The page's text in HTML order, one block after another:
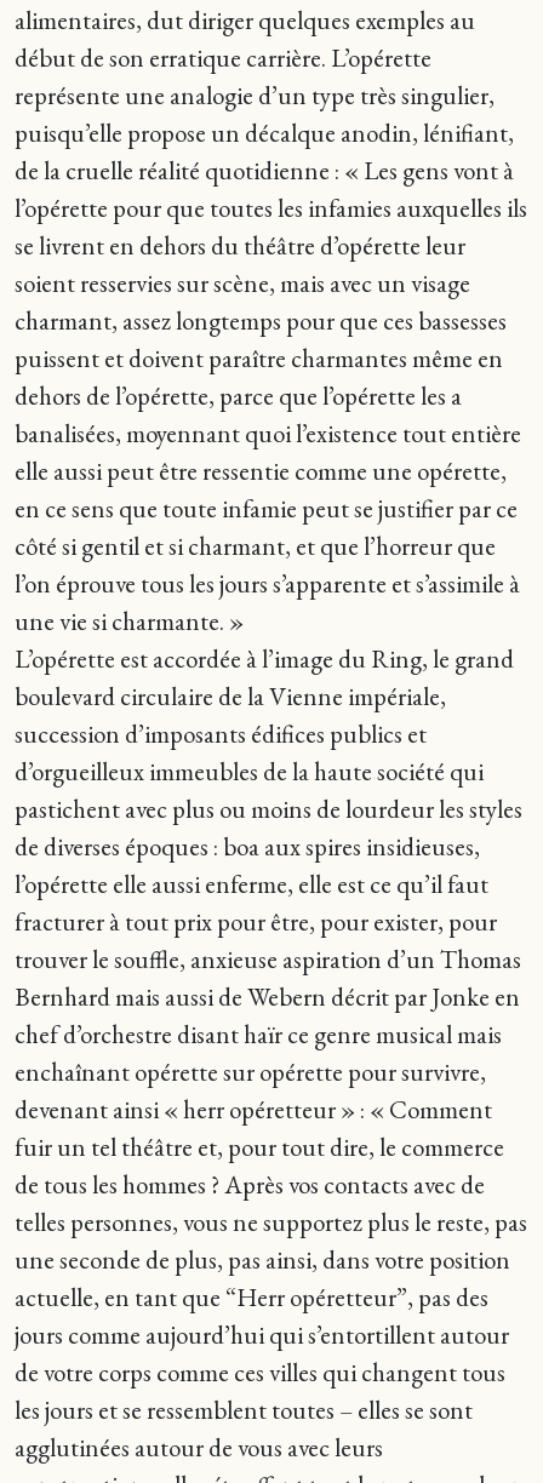
alimentaires, dut diriger quelques exemples au
début de son erratique carrière. L’opérette
représente une analogie d’un type très singulier,
puisqu’elle propose un décalque anodin, lénifiant,
de la cruelle réalité quotidienne : « Les gens vont à
l’opérette pour que toutes les infamies auxquelles ils
se livrent en dehors du théâtre d’opérette leur
soient resservies sur scène, mais avec un visage
charmant, assez longtemps pour que ces bassesses
puissent et doivent paraître charmantes même en
dehors de l’opérette, parce que l’opérette les a
banalisées, moyennant quoi l’existence tout entière
elle aussi peut être ressentie comme une opérette,
en ce sens que toute infamie peut se justifier par ce
côté si gentil et si charmant, et que l’horreur que
l’on éprouve tous les jours s’apparente et s’assimile à
une vie si charmante. »
L’opérette est accordée à l’image du Ring, le grand
boulevard circulaire de la Vienne impériale,
succession d’imposants édifices publics et
d’orgueilleux immeubles de la haute société qui
pastichent avec plus ou moins de lourdeur les styles
de diverses époques : boa aux spires insidieuses,
l’opérette elle aussi enferme, elle est ce qu’il faut
fracturer à tout prix pour être, pour exister, pour
trouver le souffle, anxieuse aspiration d’un Thomas
Bernhard mais aussi de Webern décrit par Jonke en
chef d’orchestre disant haïr ce genre musical mais
enchaînant opérette sur opérette pour survivre,
devenant ainsi « herr opéretteur » : « Comment
fuir un tel théâtre et, pour tout dire, le commerce
de tous les hommes ? Après vos contacts avec de
telles personnes, vous ne supportez plus le reste, pas
une seconde de plus, pas ainsi, dans votre position
actuelle, en tant que “Herr opéretteur”, pas des
jours comme aujourd’hui qui s’entortillent autour
de votre corps comme ces villes qui changent tous
les jours et se ressemblent toutes – elles se sont
agglutinées autour de vous avec leurs